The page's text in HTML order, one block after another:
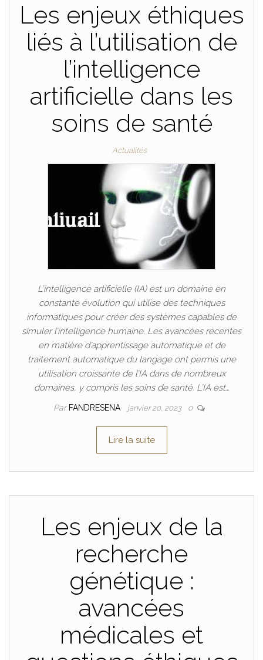
Les enjeux éthiques
liés à l’utilisation de
l’intelligence
artificielle dans les
soins de santé
Actualités
L’intelligence artificielle (IA) est un domaine en
constante évolution qui utilise des techniques
informatiques pour créer des systèmes capables de
simuler l’intelligence humaine. Les avancées récentes
en matière d’apprentissage automatique et de
traitement automatique du langage ont permis une
utilisation croissante de l’IA dans de nombreux
domaines, y compris les soins de santé. L’IA est…
Par FANDRESENA janvier 20, 2023 0
Lire la suite
Les enjeux de la
recherche
génétique :
avancées
médicales et